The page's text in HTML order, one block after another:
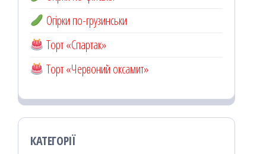
Огірки по-грузинськи
Торт «Спартак»
Торт «Червоний оксамит»
КАТЕГОРІЇ